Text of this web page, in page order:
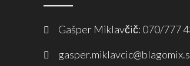
Gašper Miklavčič: 070/777